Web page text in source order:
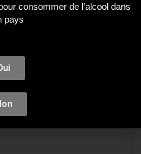
consommer de l’alcool dans
pays